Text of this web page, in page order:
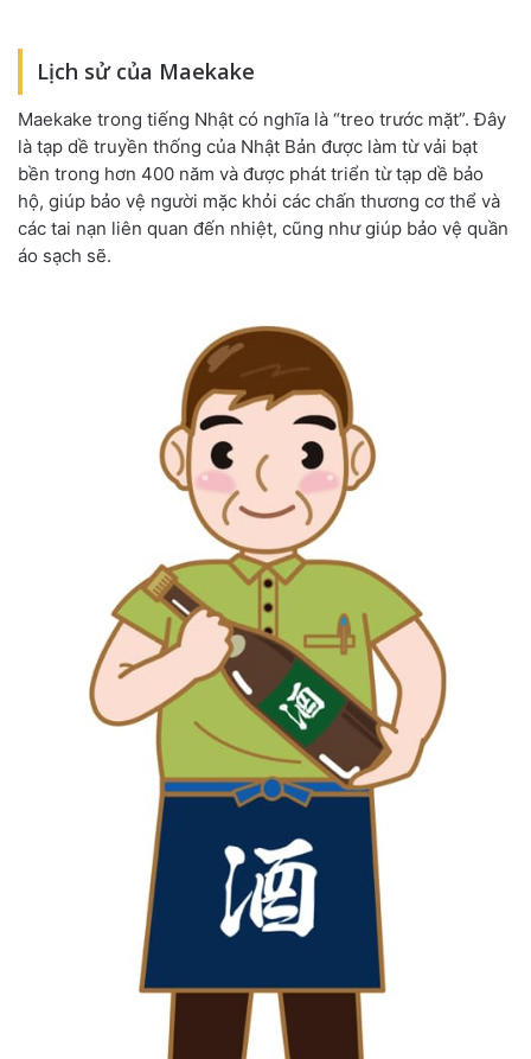
Lịch sử của Maekake
Maekake trong tiếng Nhật có nghĩa là “treo trước mặt”. Đây
là tạp dề truyền thống của Nhật Bản được làm từ vải bạt
bền trong hơn 400 năm và được phát triển từ tạp dề bảo
hộ, giúp bảo vệ người mặc khỏi các chấn thương cơ thể và
các tai nạn liên quan đến nhiệt, cũng như giúp bảo vệ quần
áo sạch sẽ.